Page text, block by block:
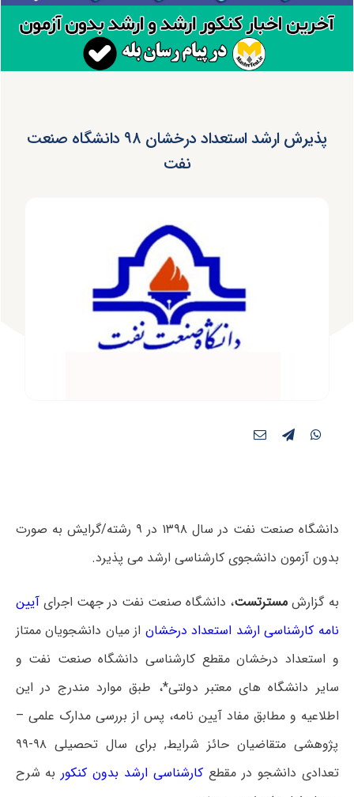
پذیرش ارشد استعداد درخشان ۹۸ دانشگاه صنعت
نفت
دانشگاه صنعت نفت در سال ۱۳۹۸ در ۹ رشته/گرایش به صورت
بدون آزمون دانشجوی کارشناسی ارشد می پذیرد.
به گزارش مسترتست، دانشگاه صنعت نفت در جهت اجرایآیین
نامه کارشناسی ارشد استعداد درخشان از میان دانشجویان ممتاز
و استعداد درخشان مقطع کارشناسی دانشگاه صنعت نفت و
سایر دانشگاه های معتبر دولتی*، طبق موارد مندرج در این
اطلاعیه و مطابق مفاد آیین نامه، پس از بررسی مدارک علمی –
پژوهشی متقاضیان حائز شرایط, برای سال تحصیلی ۹۸-۹۹
تعدادی دانشجو در مقطعکارشناسی ارشد بدون کنکوربه شرح